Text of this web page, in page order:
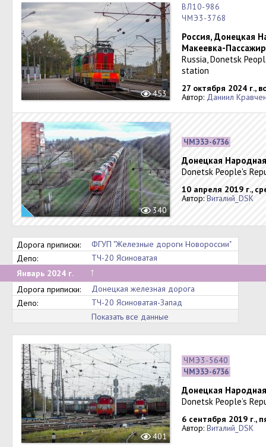
453
ВЛ10-986
ЧМЭ3-3768
Россия, Донецкая
Макеевка-
Russia, Donetsk
station
27 октября 2024 г.,
Автор: Даниил
340
ЧМЭ3Э-6736
Донецкая
Donetsk People's
10 апреля 2019 г.,
Автор: Виталий_DSK
Дорога приписки:
ФГУП "Железные дороги Новороссии"
Депо:
ТЧ-20 Ясиноватая
Январь 2024 г.
↑
Дорога приписки:
Донецкая железная дорога
Депо:
ТЧ-20 Ясиноватая-Запад
Показать все данные
401
ЧМЭ3-5640
ЧМЭ3Э-6736
Донецкая
Donetsk People’s
6 сентября 2019 г.,
Автор: Виталий_DSK